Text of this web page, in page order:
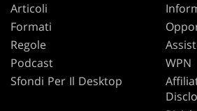
Articoli
Formati
Regole
Podcast
Sfondi Per Il Desktop
WPN